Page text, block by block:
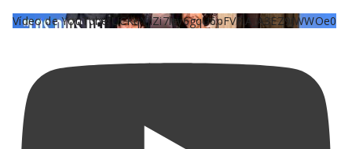
Vídeo de YouTube UCKqYjiZi7lzy6gqU6pFVFiA_A3EZ9JWWOe0